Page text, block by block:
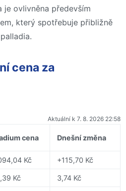
je ovlivněna především
který spotřebuje přibližně
cena za
Aktuální k 7. 8. 2026 22:58
cena Dnešní změna
Kč +115,70 Kč
Kč 3,74 Kč